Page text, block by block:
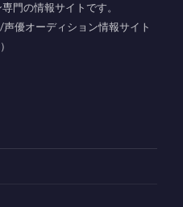
門の情報サイトです。
優オーディション情報サイト